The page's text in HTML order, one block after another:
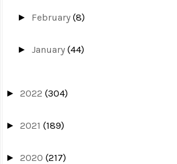
► February(8)
►January(44)
► 2022 (304)
► 2021 (189)
► 2020 (217)